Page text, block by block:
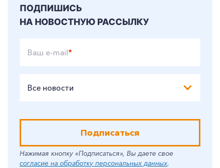
ПОДПИШИСЬ
НА НОВОСТНУЮ РАССЫЛКУ
Ваш e-mail*
Все новости
Подписаться
Нажимая кнопку «Подписаться», Вы даете свое
согласие на обработку персональных данных.